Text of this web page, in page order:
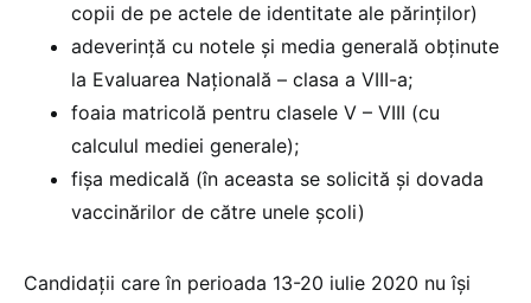
copii de pe actele de identitate ale părinților)
adeverinţă cu notele şi media generală obţinute
la Evaluarea Naţională – clasa a VIII-a;
foaia matricolă pentru clasele V – VIII (cu
calculul mediei generale);
fişa medicală (în aceasta se solicită și dovada
vaccinărilor de către unele școli)
Candidaţii care în perioada 13-20 iulie 2020 nu îşi